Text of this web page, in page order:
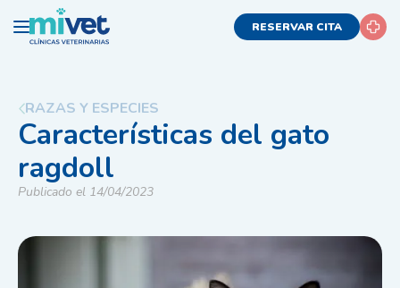
RESERVAR CITA
RAZAS Y ESPECIES
Características del gato
ragdoll
Publicado el 14/04/2023